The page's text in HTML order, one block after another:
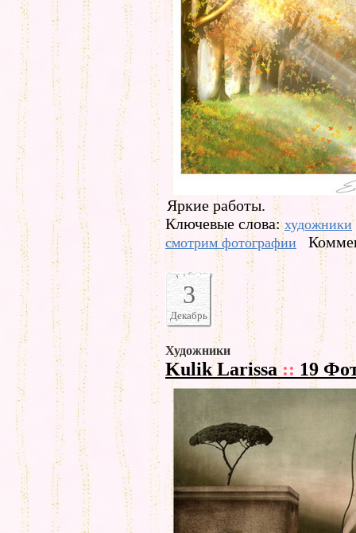
Яркие работы.
Ключевые слова:художники
смотрим фотографии
3
Декабрь
Художники
Kulik Larissa:: 19